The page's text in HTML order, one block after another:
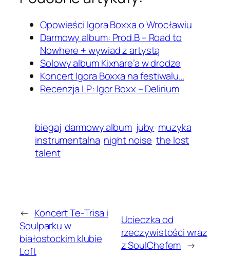
Opowieści Igora Boxxa o Wrocławiu
Darmowy album: Prod.B – Road to
Nowhere + wywiad z artystą
Solowy album Kixnare’a w drodze
Koncert Igora Boxxa na festiwalu…
Recenzja LP: Igor Boxx – Delirium
biegaj darmowy album juby muzyka
instrumentalna night noise the lost
talent
← Koncert Te-Trisa i
Soulparku w
białostockim klubie
Loft
Ucieczka od
rzeczywistości wraz
z SoulChefem →